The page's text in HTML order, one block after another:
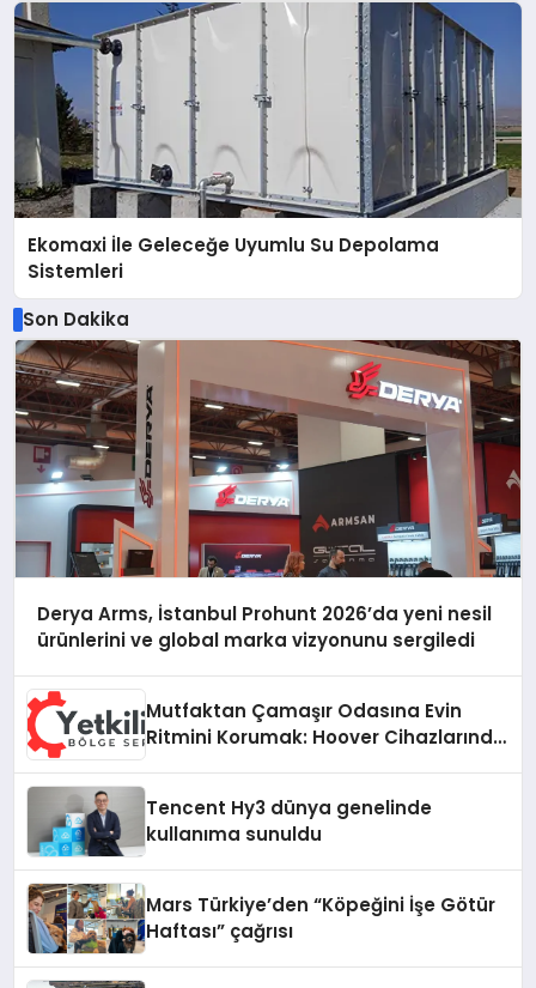
Ekomaxi İle Geleceğe Uyumlu Su Depolama
Sistemleri
Son Dakika
Derya Arms, İstanbul Prohunt 2026’da yeni nesil
ürünlerini ve global marka vizyonunu sergiledi
Mutfaktan Çamaşır Odasına Evin
Ritmini Korumak: Hoover Cihazlarında
Tencent Hy3 dünya genelinde
kullanıma sunuldu
Mars Türkiye’den “Köpeğini İşe Götür
Haftası” çağrısı